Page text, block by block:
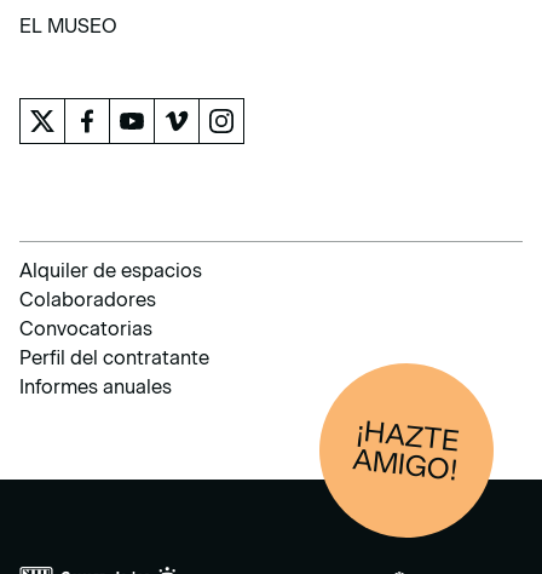
APRENDER
EL MUSEO
Alquiler de espacios
Colaboradores
Convocatorias
Perfil del contratante
Informes anuales
¡HAZTE
AM
IGO!